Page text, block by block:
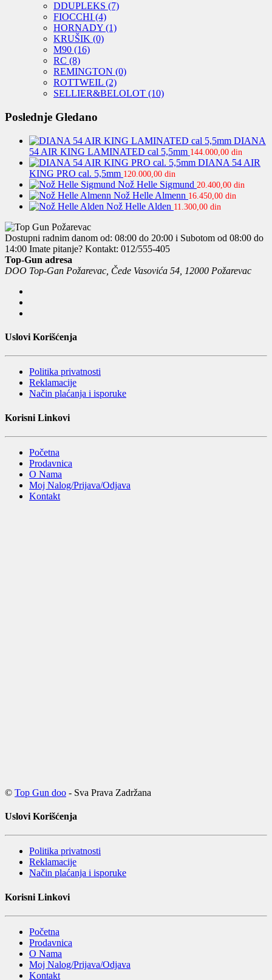
DDUPLEKS (7)
FIOCCHI (4)
HORNADY (1)
KRUŠIK (0)
M90 (16)
RC (8)
REMINGTON (0)
ROTTWEIL (2)
SELLIER&BELOLOT (10)
Poslednje Gledano
DIANA
54 AIR KING LAMINATED cal 5,5mm 144.000,00 din
DIANA 54 AIR
KING PRO cal. 5,5mm 120.000,00 din
Nož Helle Sigmund 20.400,00 din
Nož Helle Almenn 16.450,00 din
Nož Helle Alden 11.300,00 din
Dostupni radnim danom od: 08:00 do 20:00 i Subotom od 08:00 do
14:00 Imate pitanje? Kontakt: 012/555-405
Top-Gun adresa
DOO Top-Gan Požarevac, Čede Vasovića 54, 12000 Požarevac
Uslovi Korišćenja
Politika privatnosti
Reklamacije
Način plaćanja i isporuke
Korisni Linkovi
Početna
Prodavnica
O Nama
Moj Nalog/Prijava/Odjava
Kontakt
© Top Gun doo - Sva Prava Zadržana
Uslovi Korišćenja
Politika privatnosti
Reklamacije
Način plaćanja i isporuke
Korisni Linkovi
Početna
Prodavnica
O Nama
Moj Nalog/Prijava/Odjava
Kontakt